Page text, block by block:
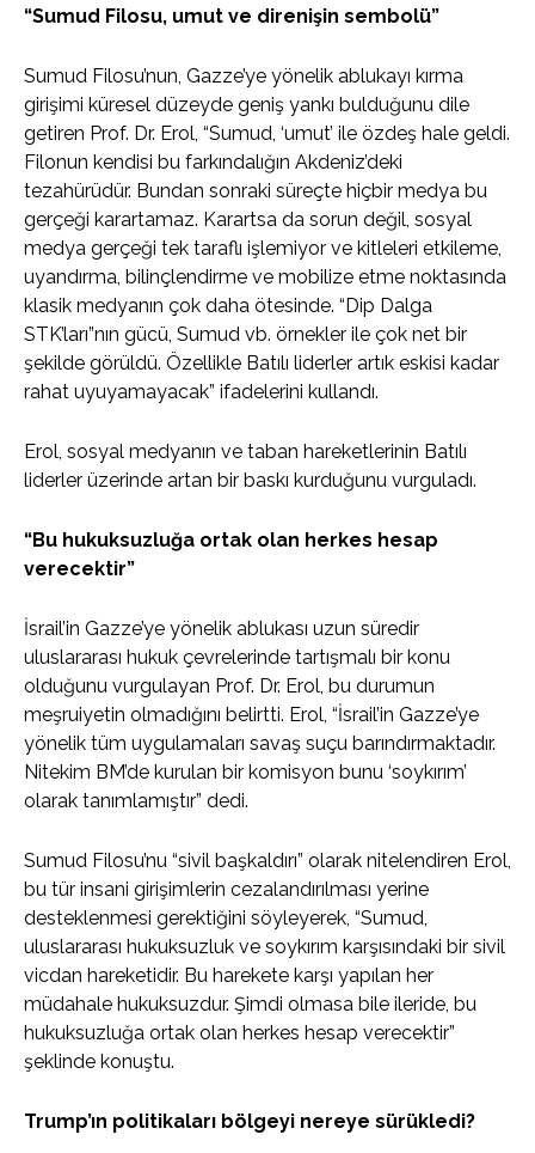
“Sumud Filosu, umut ve direnişin sembolü”
Sumud Filosu’nun, Gazze’ye yönelik ablukayı kırma
girişimi küresel düzeyde geniş yankı bulduğunu dile
getiren Prof. Dr. Erol, “Sumud, ‘umut’ ile özdeş hale geldi.
Filonun kendisi bu farkındalığın Akdeniz’deki
tezahürüdür. Bundan sonraki süreçte hiçbir medya bu
gerçeği karartamaz. Karartsa da sorun değil, sosyal
medya gerçeği tek taraflı işlemiyor ve kitleleri etkileme,
uyandırma, bilinçlendirme ve mobilize etme noktasında
klasik medyanın çok daha ötesinde. “Dip Dalga
STK’ları”nın gücü, Sumud vb. örnekler ile çok net bir
şekilde görüldü. Özellikle Batılı liderler artık eskisi kadar
rahat uyuyamayacak” ifadelerini kullandı.
Erol, sosyal medyanın ve taban hareketlerinin Batılı
liderler üzerinde artan bir baskı kurduğunu vurguladı.
“Bu hukuksuzluğa ortak olan herkes hesap
verecektir”
İsrail’in Gazze’ye yönelik ablukası uzun süredir
uluslararası hukuk çevrelerinde tartışmalı bir konu
olduğunu vurgulayan Prof. Dr. Erol, bu durumun
meşruiyetin olmadığını belirtti. Erol, “İsrail’in Gazze’ye
yönelik tüm uygulamaları savaş suçu barındırmaktadır.
Nitekim BM’de kurulan bir komisyon bunu ‘soykırım’
olarak tanımlamıştır” dedi.
Sumud Filosu’nu “sivil başkaldırı” olarak nitelendiren Erol,
bu tür insani girişimlerin cezalandırılması yerine
desteklenmesi gerektiğini söyleyerek, “Sumud,
uluslararası hukuksuzluk ve soykırım karşısındaki bir sivil
vicdan hareketidir. Bu harekete karşı yapılan her
müdahale hukuksuzdur. Şimdi olmasa bile ileride, bu
hukuksuzluğa ortak olan herkes hesap verecektir”
şeklinde konuştu.
Trump’ın politikaları bölgeyi nereye sürükledi?